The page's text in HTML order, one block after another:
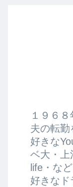
１９６
夫の転
好きな
ベ大・上
life・な
好きなド